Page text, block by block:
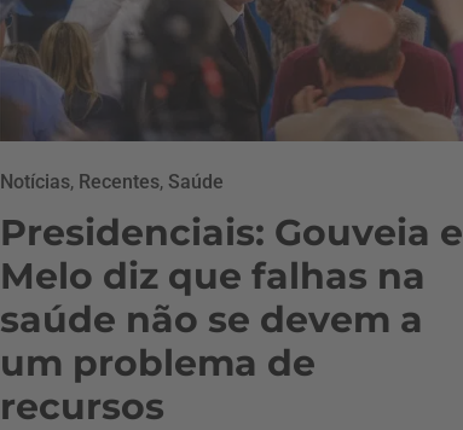
Notícias, Recentes, Saúde
Presidenciais: Gouveia e
Melo diz que falhas na
saúde não se devem a
um problema de
recursos